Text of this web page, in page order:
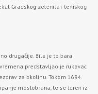
Gradskog zelenila i teniskog
drugačije. Bila je to bara
predstavljao je rukavac
za okolinu. Tokom 1694.
mostobrana, te se teren iz